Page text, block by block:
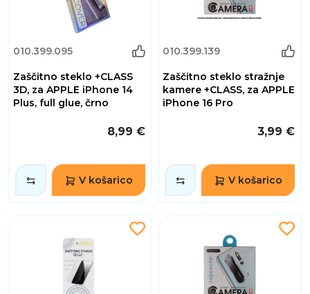
010.399.095
Zaščitno steklo +CLASS
3D, za APPLE iPhone 14
Plus, full glue, črno
8,99 €
V košarico
010.399.139
Zaščitno steklo stražnje
kamere +CLASS, za APPLE
iPhone 16 Pro
3,99 €
V košarico